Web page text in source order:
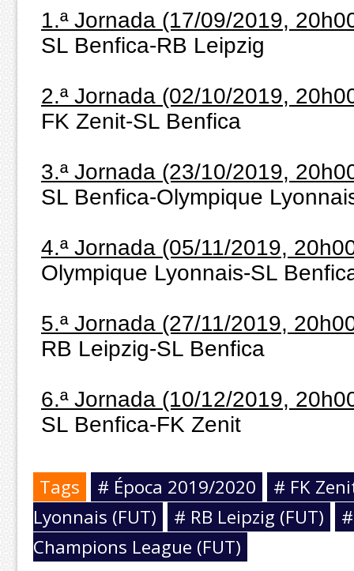
1.ª Jornada (17/09/2019,
SL Benfica-RB Leipzig
2.ª Jornada (02/10/2019,
FK Zenit-SL Benfica
3.ª Jornada (23/10/2019,
SL Benfica-Olympique
4.ª Jornada (05/11/2019,
Olympique Lyonnais-SL
5.ª Jornada (27/11/2019,
RB Leipzig-SL Benfica
6.ª Jornada (10/12/2019,
SL Benfica-FK Zenit
Tags # Época 2019/2020
# FK
Lyonnais (FUT)
# RB Leipzig (FUT)
Champions League (FUT)